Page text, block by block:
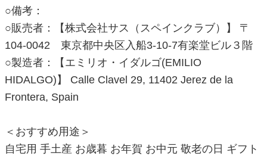
○備考：
○販売者：【株式会社サス（スペインクラブ）】 〒
104-0042 東京都中央区入船3-10-7有楽堂ビル３階
○製造者：【エミリオ・イダルゴ(EMILIO
HIDALGO)】 Calle Clavel 29, 11402 Jerez de la
Frontera, Spain
＜おすすめ用途＞
自宅用 手土産 お歳暮 お年賀 お中元 敬老の日 ギフト